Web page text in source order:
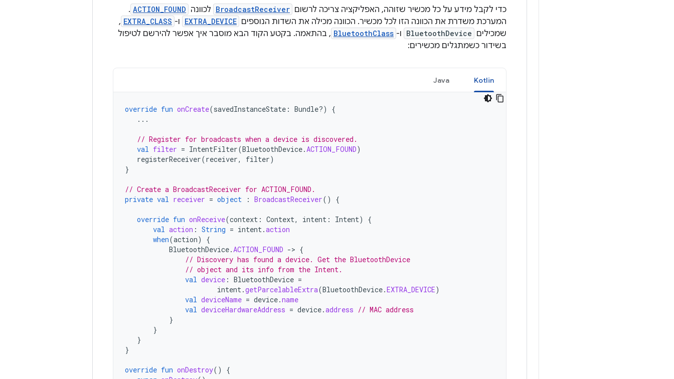
כדי לקבל מידע על כל מכשיר שזוהה, האפליקציה צריכה לרשום BroadcastReceiver לכוונה ACTION_FOUND
.
המערכת משדרת את הכוונה הזו לכל מכשיר. הכוונה מכילה את השדות הנוספים EXTRA_DEVICE ו- EXTRA_CLASS
,
שמכילים BluetoothDevice ו- BluetoothClass , בהתאמה. בקטע הקוד הבא מוסבר איך אפשר להירשם לטיפול
בשידור כשמתגלים מכשירים:
Kotlin
Java
override fun onCreate(savedInstanceState : Bundle?)
{
...
// Register for broadcasts when a device is discovered.
val filter = IntentFilter(BluetoothDevice.ACTION_FOUND)
registerReceiver(receiver, filter)
}
// Create a BroadcastReceiver for ACTION_FOUND.
private val receiver = object : BroadcastReceiver() {
override fun onReceive(context : Context, intent : Intent)
{
val action : String = intent.action
when(action)
{
BluetoothDevice.ACTION_FOUND -> {
// Discovery has found a device. Get the BluetoothDevice
// object and its info from the Intent.
val device : BluetoothDevice =
intent.getParcelableExtra(BluetoothDevice.EXTRA_DEVICE)
val deviceName = device.name
val deviceHardwareAddress = device.address // MAC address
}
}
}
}
override fun onDestroy()
{